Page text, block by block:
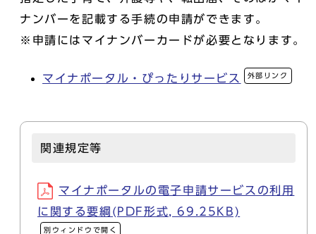
ナンバーを記載する手続の申請ができます。
※申請にはマイナンバーカードが必要となります。
マイナポータル・ぴったりサービス 外部リンク
関連規定等
マイナポータルの電子申請サービスの利用
に関する要綱(PDF形式, 69.25KB)
別ウィンドウで開く